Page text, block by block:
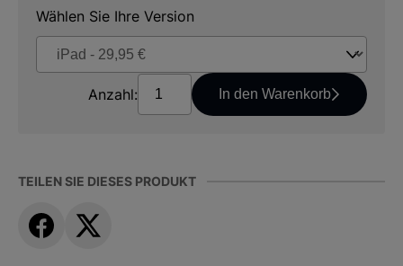
Wählen Sie Ihre Version
Anzahl: In den Warenkorb
TEILEN SIE DIESES PRODUKT